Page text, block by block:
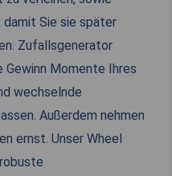
damit Sie sie später
Zufallsgenerator
Gewinn Momente Ihres
wechselnde
Außerdem nehmen
ernst. Unser Wheel